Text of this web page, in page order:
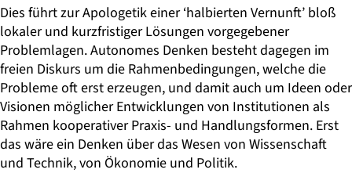
Dies führt zur Apologetik einer ‘halbierten Vernunft’ bloß
lokaler und kurzfristiger Lösungen vorgegebener
Problemlagen. Autonomes Denken besteht dagegen im
freien Diskurs um die Rahmenbedingungen, welche die
Probleme oft erst erzeugen, und damit auch um Ideen oder
Visionen möglicher Entwicklungen von Institutionen als
Rahmen kooperativer Praxis- und Handlungsformen. Erst
das wäre ein Denken über das Wesen von Wissenschaft
und Technik, von Ökonomie und Politik.